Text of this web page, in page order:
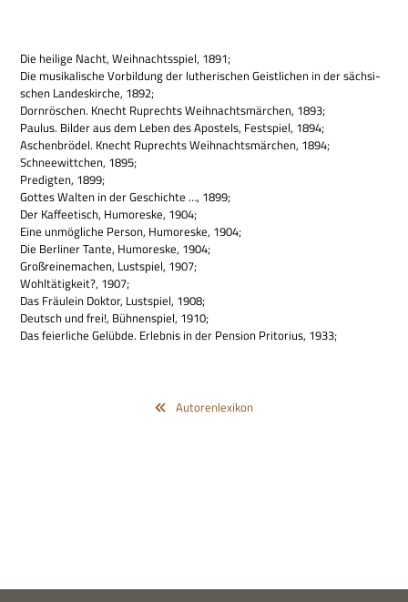
Die hei­lige Nacht, Weih­nachts­spiel, 1891;
Die musi­ka­li­sche Vor­bil­dung der luthe­ri­schen Geist­li­chen in der säch­si­
schen Lan­des­kir­che, 1892;
Dorn­rös­chen. Knecht Ruprechts Weih­nachts­mär­chen, 1893;
Pau­lus. Bil­der aus dem Leben des Apo­stels, Fest­spiel, 1894;
Aschen­brö­del. Knecht Ruprechts Weih­nachts­mär­chen, 1894;
Schnee­witt­chen, 1895;
Pre­dig­ten, 1899;
Got­tes Wal­ten in der Geschichte …, 1899;
Der Kaf­fee­tisch, Humo­reske, 1904;
Eine unmög­li­che Per­son, Humo­reske, 1904;
Die Ber­li­ner Tante, Humo­reske, 1904;
Groß­rei­ne­ma­chen, Lust­spiel, 1907;
Wohl­tä­tig­keit?, 1907;
Das Fräu­lein Dok­tor, Lust­spiel, 1908;
Deutsch und frei!, Büh­nen­spiel, 1910;
Das fei­er­li­che Gelübde. Erleb­nis in der Pen­sion Prito­rius, 1933;
Autorenlexikon